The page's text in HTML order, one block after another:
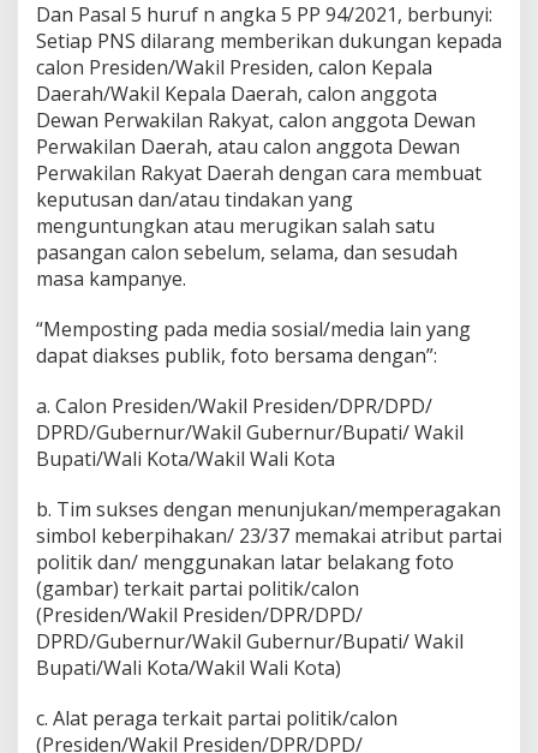
Dan Pasal 5 huruf n angka 5 PP 94/2021, berbunyi:
Setiap PNS dilarang memberikan dukungan kepada
calon Presiden/Wakil Presiden, calon Kepala
Daerah/Wakil Kepala Daerah, calon anggota
Dewan Perwakilan Rakyat, calon anggota Dewan
Perwakilan Daerah, atau calon anggota Dewan
Perwakilan Rakyat Daerah dengan cara membuat
keputusan dan/atau tindakan yang
menguntungkan atau merugikan salah satu
pasangan calon sebelum, selama, dan sesudah
masa kampanye.
“Memposting pada media sosial/media lain yang
dapat diakses publik, foto bersama dengan”:
a. Calon Presiden/Wakil Presiden/DPR/DPD/
DPRD/Gubernur/Wakil Gubernur/Bupati/ Wakil
Bupati/Wali Kota/Wakil Wali Kota
b. Tim sukses dengan menunjukan/memperagakan
simbol keberpihakan/ 23/37 memakai atribut partai
politik dan/ menggunakan latar belakang foto
(gambar) terkait partai politik/calon
(Presiden/Wakil Presiden/DPR/DPD/
DPRD/Gubernur/Wakil Gubernur/Bupati/ Wakil
Bupati/Wali Kota/Wakil Wali Kota)
c. Alat peraga terkait partai politik/calon
(Presiden/Wakil Presiden/DPR/DPD/